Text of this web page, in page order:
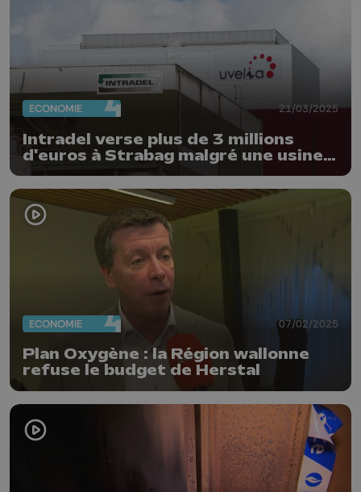
ECONOMIE 21/03/2025
Intradel verse plus de 3 millions
d'euros à Strabag malgré une usine
défectueuse
ECONOMIE 07/02/2025
Plan Oxygène : la Région wallonne
refuse le budget de Herstal